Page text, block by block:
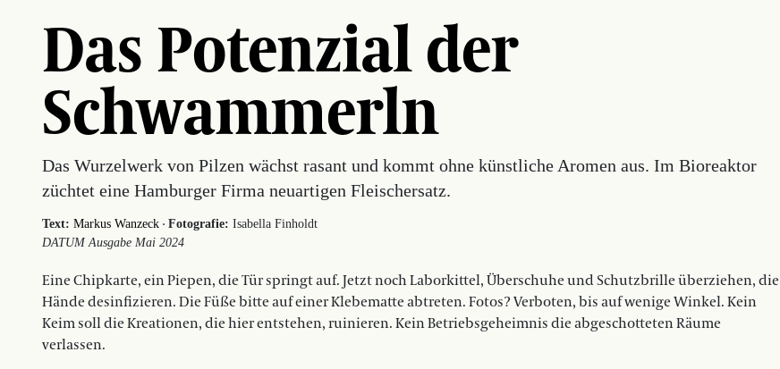
Das Potenzial der
Schwammerln
Das Wurzelwerk von Pilzen wächst rasant und kommt ohne künstliche Aromen aus. Im Bioreaktor
züchtet eine Hamburger Firma neuartigen Fleischersatz.
Text: Markus Wanzeck · Fotografie: Isabella Finholdt
DATUM Ausgabe Mai 2024
Eine Chipkarte, ein Piepen, die Tür springt auf. Jetzt noch Laborkittel, Überschuhe und Schutzbrille überziehen, die
Hände desinfizieren. Die Füße bitte auf einer Klebematte abtreten. Fotos? Verboten, bis auf wenige Winkel. Kein
Keim soll die Kreationen, die hier entstehen, ruinieren. Kein Betriebsgeheimnis die abgeschotteten Räume
verlassen.